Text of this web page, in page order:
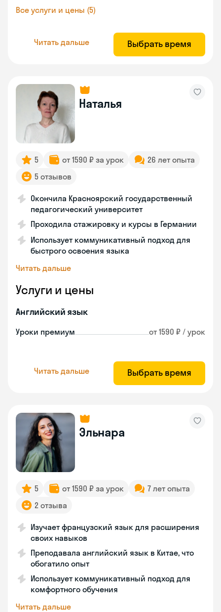
Все услуги и цены (5)
Читать дальше Выбрать время
Наталья
5 от 1590 ₽ за урок
26 лет опыта
5 отзывов
Окончила Красноярский государственный
педагогический университет
Проходила стажировку и курсы в Германии
Использует коммуникативный подход для
быстрого освоения языка
Читать дальше
Услуги и цены
Английский язык
Уроки премиум от 1590 ₽ / урок
Читать дальше Выбрать время
Эльнара
5 от 1590 ₽ за урок
7 лет опыта
2 отзыва
Изучает французский язык для расширения
своих навыков
Преподавала английский язык в Китае, что
обогатило опыт
Использует коммуникативный подход для
комфортного обучения
Читать дальше